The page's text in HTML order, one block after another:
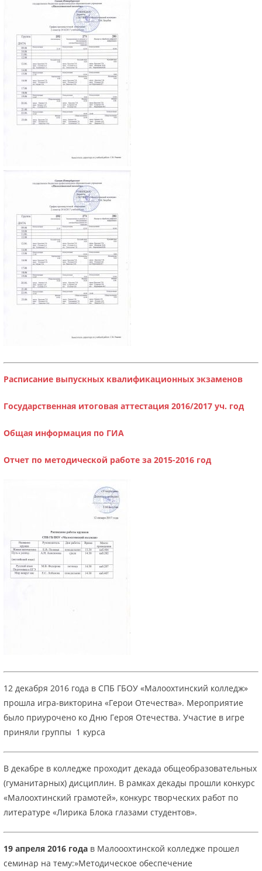
Расписание выпускных квалификационных экзаменов
Государственная итоговая аттестация 2016/2017 уч. год
Общая информация по ГИА
Отчет по методической работе за 2015-2016 год
12 декабря 2016 года в СПБ ГБОУ «Малоохтинский колледж»
прошла игра-викторина «Герои Отечества». Мероприятие
было приурочено ко Дню Героя Отечества. Участие в игре
приняли группы 1 курса
В декабре в колледже проходит декада общеобразовательных
(гуманитарных) дисциплин. В рамках декады прошли конкурс
«Малоохтинский грамотей», конкурс творческих работ по
литературе «Лирика Блока глазами студентов».
19 апреля 2016 года в Малооохтинской колледже прошел
семинар на тему:»Методическое обеспечение